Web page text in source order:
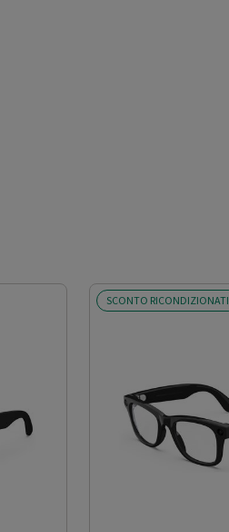
SCONTO RICONDIZIONATI